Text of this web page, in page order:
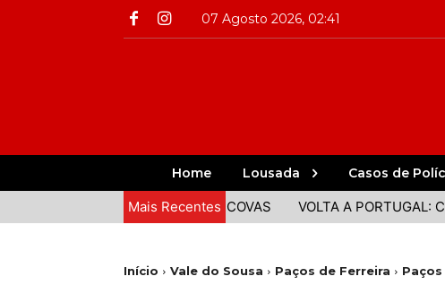
07 Agosto 2026, 02:41
Home Lousada Casos de
Mais Recentes
COMIDA E ANIMAÇÃO EM COVAS VOLTA A PORTUGAL:
Início Vale do Sousa Paços de Ferreira